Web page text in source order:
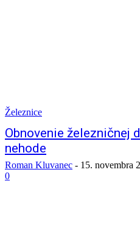
Železnice
Obnovenie železničnej
nehode
Roman Kluvanec - 15. novembra
0